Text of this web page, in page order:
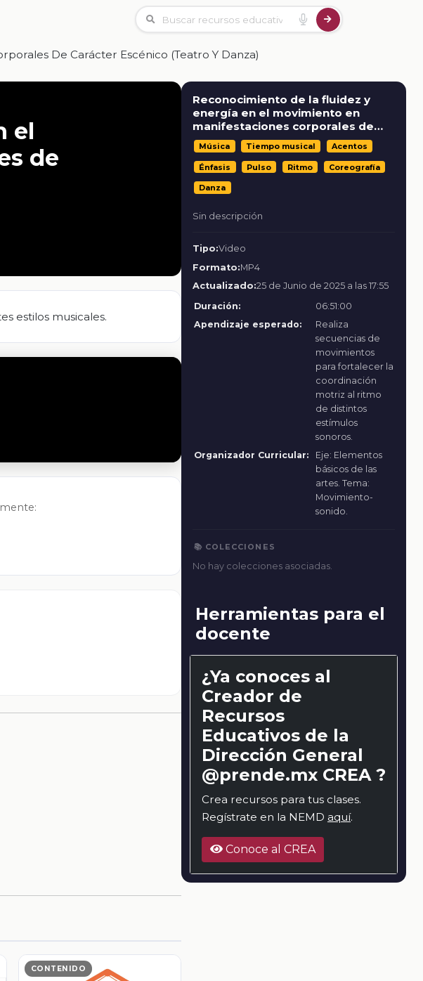
De Carácter Escénico (teatro Y Danza)
el
de
estilos musicales.
CONTENIDO
Reconocimiento de la fluidez y
energía en el movimiento en
manifestaciones corporales de
carácter escénico (teatro y danza)
Música Tiempo musical Acentos
Énfasis Pulso Ritmo Coreografía
Danza
Sin descripción
Tipo:Video
Formato:MP4
Actualizado:25 de Junio de 2025 a las 17:55
Duración:
06:51:00
Apendizaje esperado:
Realiza
secuencias de
movimientos
para fortalecer la
coordinación
motriz al ritmo
de distintos
estímulos
sonoros.
Organizador Curricular:
Eje: Elementos
básicos de las
artes. Tema:
Movimiento-
sonido.
📚 COLECCIONES
No hay colecciones asociadas.
Herramientas para el
docente
¿Ya conoces al
Creador de
Recursos
Educativos de la
Dirección General
@prende.mx CREA ?
Crea recursos para tus clases.
Regístrate en la NEMD aquí.
Conoce al CREA